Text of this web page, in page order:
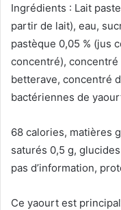
Ingrédients : Lait
partir de lait), eau,
pastèque 0,05 % (jus
concentré),
betterave, concentré
bactériennes de
68 calories, matières
saturés 0,5 g,
pas d’information,
Ce yaourt est